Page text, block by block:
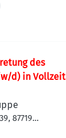
des
d) in Vollzeit
87719